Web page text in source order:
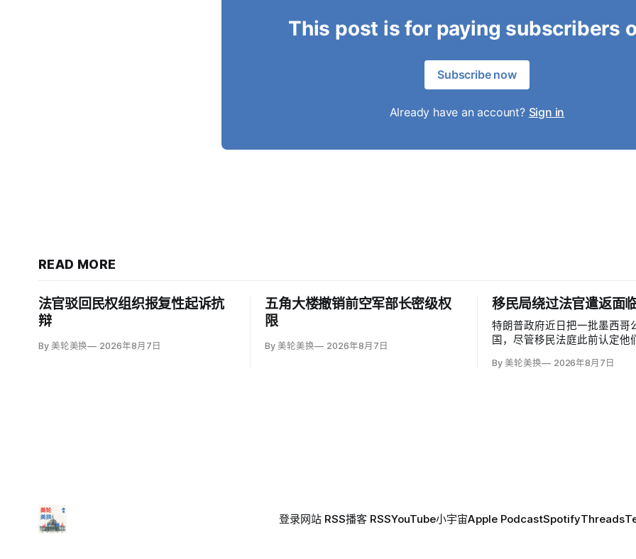
This post is for paying subscribers
Subscribe now
Already have an account? Sign in
READ MORE
法官驳回民权组织报复性起诉抗
辩
By 美轮美换 2026年8月7日
五角大楼撤销前空军部长密级权
限
By 美轮美换 2026年8月7日
移民局绕过法官遣返面
特朗普政府近日把一批墨西哥
国，尽管移民法庭此前认定他
给予暂缓遣返保护。知情人士
By 美轮美换 2026年8月7日
登录网站 RSS播客 RSSYouTube小宇宙Apple PodcastSpotifyThreads